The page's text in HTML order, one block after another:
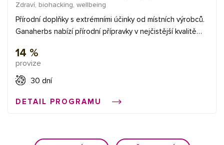
Zdraví, biohacking, wellbeing
Přírodní doplňky s extrémními účinky od místních výrobců.
Ganaherbs nabízí přírodní přípravky v nejčistější kvalitě
hledaní podle účinků. Mezi nejoblíbenější patří sexualita,
hubnutí, energie, imunita, detoxikace a koncentrace. ✅
provize 14% ✅ průměrná provize 3 € ✅ bannery + xml
Affial.com. Pomůžeme Vám získat Vaše první konverze a
14 %
provize
30 dní
DETAIL PROGRAMU